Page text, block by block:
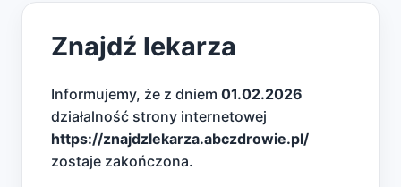
Znajdź lekarza
Informujemy, że z dniem 01.02.2026
działalność strony internetowej
https://znajdzlekarza.abczdrowie.pl/
zostaje zakończona.